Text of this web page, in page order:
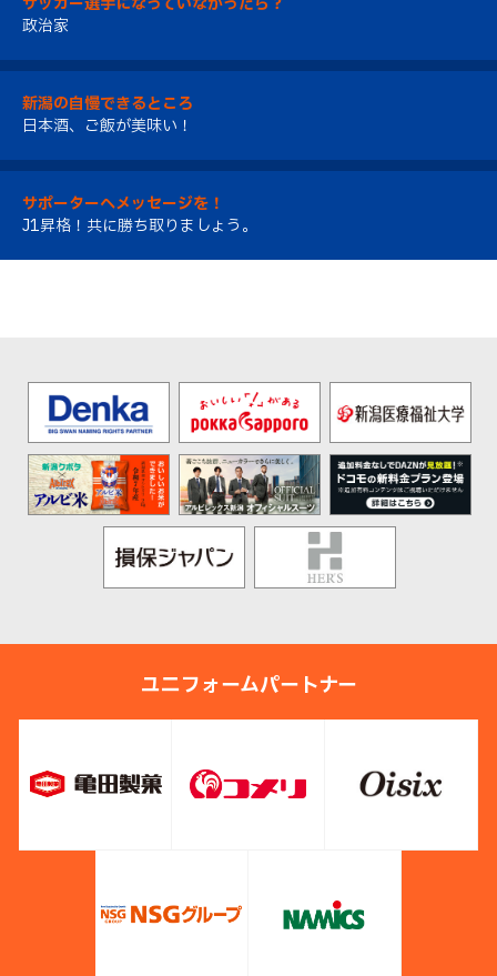
政治家
新潟の自慢できるところ
日本酒、ご飯が美味い！
サポーターへメッセージを！
J1昇格！共に勝ち取りましょう。
ユニフォームパートナー